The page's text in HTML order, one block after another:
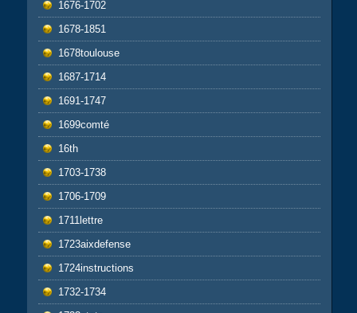
1676-1702
1678-1851
1678toulouse
1687-1714
1691-1747
1699comté
16th
1703-1738
1706-1709
1711lettre
1723aixdefense
1724instructions
1732-1734